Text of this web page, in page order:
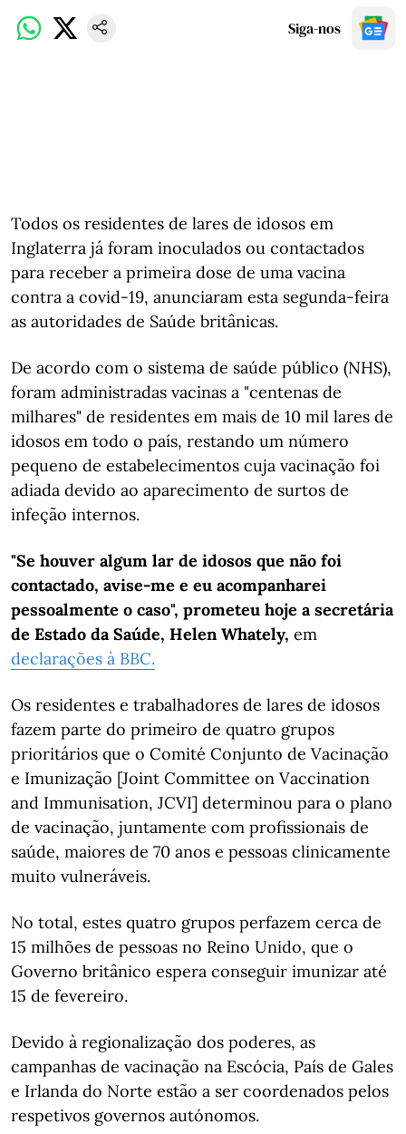
Siga-nos
Todos os residentes de lares de idosos em
Inglaterra já foram inoculados ou contactados
para receber a primeira dose de uma vacina
contra a covid-19, anunciaram esta segunda-feira
as autoridades de Saúde britânicas.
De acordo com o sistema de saúde público (NHS),
foram administradas vacinas a "centenas de
milhares" de residentes em mais de 10 mil lares de
idosos em todo o país, restando um número
pequeno de estabelecimentos cuja vacinação foi
adiada devido ao aparecimento de surtos de
infeção internos.
"Se houver algum lar de idosos que não foi
contactado, avise-me e eu acompanharei
pessoalmente o caso", prometeu hoje a secretária
de Estado da Saúde, Helen Whately, em
declarações à BBC.
Os residentes e trabalhadores de lares de idosos
fazem parte do primeiro de quatro grupos
prioritários que o Comité Conjunto de Vacinação
e Imunização [Joint Committee on Vaccination
and Immunisation, JCVI] determinou para o plano
de vacinação, juntamente com profissionais de
saúde, maiores de 70 anos e pessoas clinicamente
muito vulneráveis.
No total, estes quatro grupos perfazem cerca de
15 milhões de pessoas no Reino Unido, que o
Governo britânico espera conseguir imunizar até
15 de fevereiro.
Devido à regionalização dos poderes, as
campanhas de vacinação na Escócia, País de Gales
e Irlanda do Norte estão a ser coordenados pelos
respetivos governos autónomos.